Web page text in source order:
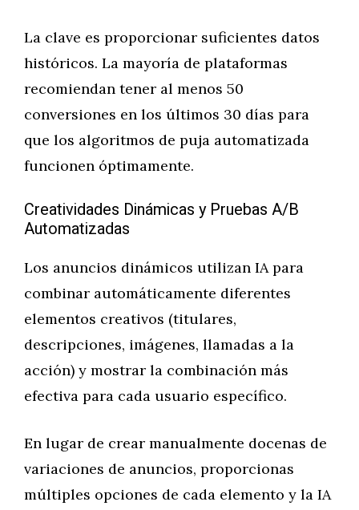
La clave es proporcionar suficientes datos
históricos. La mayoría de plataformas
recomiendan tener al menos 50
conversiones en los últimos 30 días para
que los algoritmos de puja automatizada
funcionen óptimamente.
Creatividades Dinámicas y Pruebas A/B
Automatizadas
Los anuncios dinámicos utilizan IA para
combinar automáticamente diferentes
elementos creativos (titulares,
descripciones, imágenes, llamadas a la
acción) y mostrar la combinación más
efectiva para cada usuario específico.
En lugar de crear manualmente docenas de
variaciones de anuncios, proporcionas
múltiples opciones de cada elemento y la IA